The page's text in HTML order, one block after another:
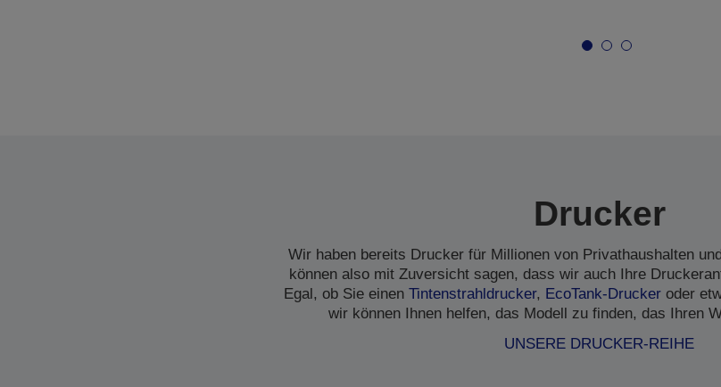
Drucker
Wir haben bereits Drucker für Millionen von Privathaushalten
können also mit Zuversicht sagen, dass wir auch Ihre
Egal, ob Sie einenTintenstrahldrucker, EcoTank-Drucker oder
wir können Ihnen helfen, das Modell zu finden, das Ihren
UNSERE DRUCKER-REIHE